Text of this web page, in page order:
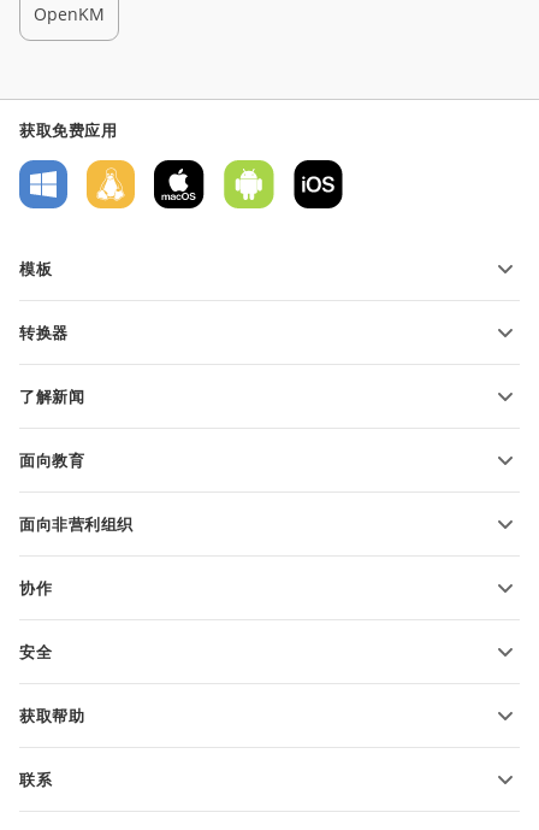
OpenKM
获取免费应用
模板
文本文档模板
转换器
转换电子表格
了解新闻
面向教育
适用于教育人士
面向非营利组织
申请免费帐户
协作
翻译人员
安全
获取帮助
帮助中心
联系